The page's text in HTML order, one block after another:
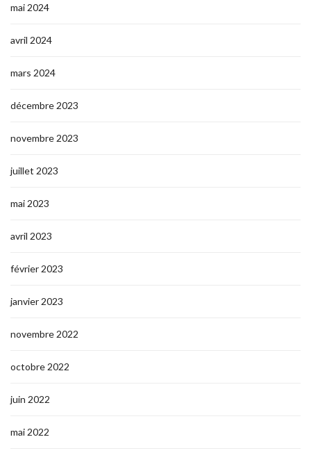
mai 2024
avril 2024
mars 2024
décembre 2023
novembre 2023
juillet 2023
mai 2023
avril 2023
février 2023
janvier 2023
novembre 2022
octobre 2022
juin 2022
mai 2022